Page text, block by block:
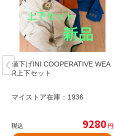
値下げINI COOPERATIVE WEA
R上下セット
マイストア在庫： 1936
税込 9280円